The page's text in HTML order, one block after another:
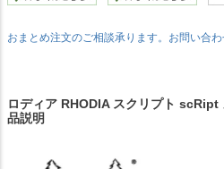
おまとめ注文のご相談承ります。お問い合わ
ロディア RHODIA スクリプト scRipt
品説明